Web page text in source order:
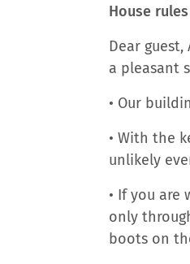
House rules
Dear
a pleasant
• Our
• With the
unlikely
• If you
only
boots on